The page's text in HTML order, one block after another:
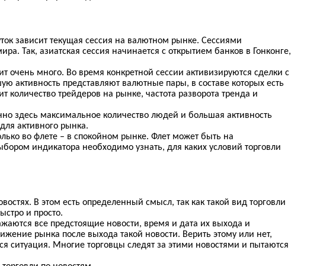
зависит текущая сессия на валютном рынке. Сессиями
Так, азиатская сессия начинается с открытием банков в Гонконге,
очень много. Во время конкретной сессии активизируются сделки с
представляют валютные пары, в составе которых есть
трейдеров на рынке, частота разворота тренда и
здесь максимальное количество людей и большая активность
активного рынка.
во флете – в спокойном рынке. Флет может быть на
индикатора необходимо узнать, для каких условий торговли
В этом есть определенный смысл, так как такой вид торговли
и просто.
все предстоящие новости, время и дата их выхода и
рынка после выхода такой новости. Верить этому или нет,
ситуация. Многие торговцы следят за этими новостями и пытаются